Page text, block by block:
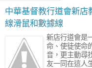
中華基督教行道會新店
線滑鼠和數據線
新店行道會是
命、使徒使命
音，更主動尋
友一同在這人